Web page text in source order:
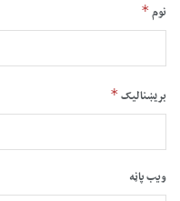
نوم*
بریښنالیک*
ویب پاڼه